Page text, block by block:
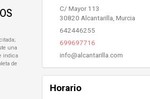
una
indica
de
C/ Mayor 113
30820 Alcantarilla Murcia
642446255
699697716
info@alcantarilla.com
Horario